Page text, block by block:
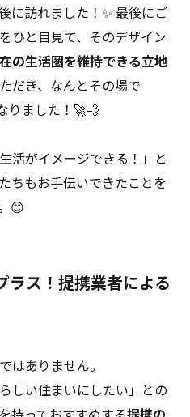
に訪れました！✨ 最後にご
ひと目見て、そのデザイン
の生活圏を維持できる立地
だき、なんとその場で
りました！🚀💨
活がイメージできる！」と
ちもお手伝いできたことを
😊
ス！提携業者による
はありません。
しい住まいにしたい」との